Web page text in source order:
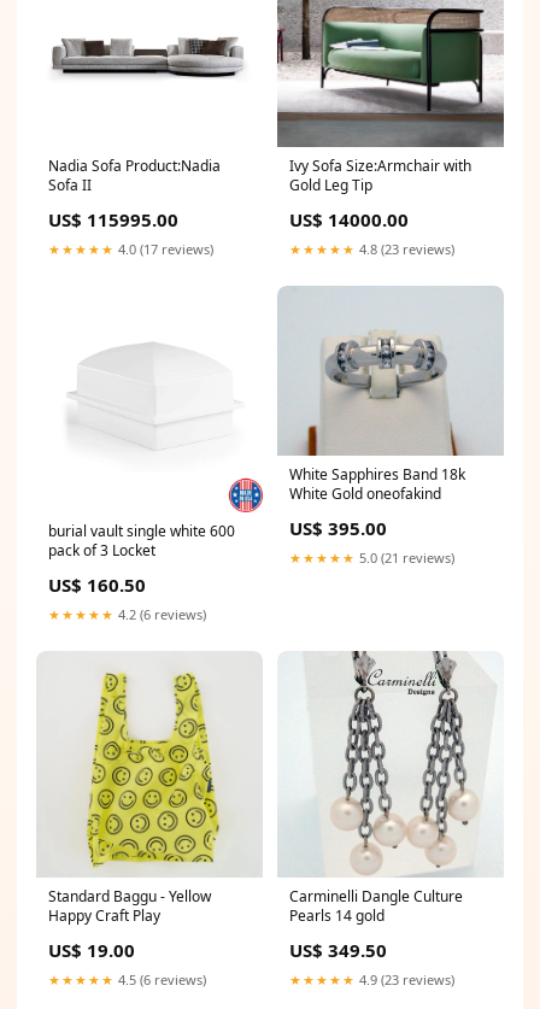
Nadia Sofa Product:Nadia
Sofa II
US$ 115995.00
★★★★★ 4.0 (17 reviews)
Ivy Sofa Size:Armchair with
Gold Leg Tip
US$ 14000.00
★★★★★ 4.8 (23 reviews)
burial vault single white 600
pack of 3 Locket
US$ 160.50
★★★★★ 4.2 (6 reviews)
White Sapphires Band 18k
White Gold oneofakind
US$ 395.00
★★★★★ 5.0 (21 reviews)
Standard Baggu - Yellow
Happy Craft Play
US$ 19.00
★★★★★ 4.5 (6 reviews)
Carminelli Dangle Culture
Pearls 14 gold
US$ 349.50
★★★★★ 4.9 (23 reviews)